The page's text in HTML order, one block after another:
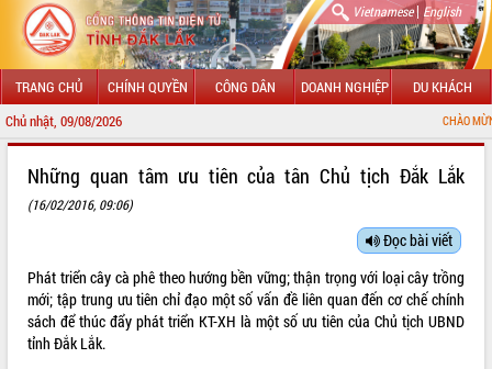
Vietnamese| English
TRANG CHỦ CHÍNH QUYỀN CÔNG DÂN DOANH NGHIỆP DU KHÁCH
Chủ nhật, 09/08/2026 CHÀO MỪNG ĐẾN
LÃNH ĐẠO UBND TỈNH
SỞ, BAN, NGÀNH
UBND CÁC XÃ, PHƯỜNG
Những quan tâm ưu tiên của tân Chủ tịch Đắk Lắk
(16/02/2016, 09:06)
Đọc bài viết
Phát triển cây cà phê theo hướng bền vững; thận trọng với loại cây trồng
mới; tập trung ưu tiên chỉ đạo một số vấn đề liên quan đến cơ chế chính
sách để thúc đẩy phát triển KT-XH là một số ưu tiên của Chủ tịch UBND
tỉnh Đắk Lắk.